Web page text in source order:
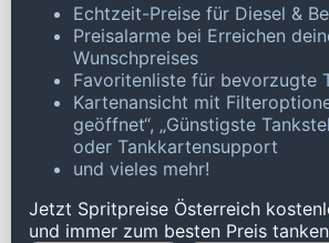
Echtzeit-Preise für Diesel &
Preisalarme bei Erreichen
Wunschpreises
Favoritenliste für bevorzugte
Kartenansicht mit
geöffnet“, „Günstigste
oder Tankkartensupport
und vieles mehr!
Jetzt Spritpreise Österreich
und immer zum besten Preis